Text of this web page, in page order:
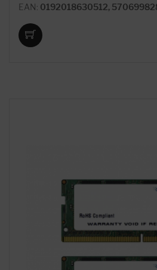
EAN: 0192018630512,